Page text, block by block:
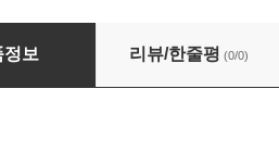
Joao Gilberto, Antonio Carlos
정보 리뷰/한줄평 (0/0)